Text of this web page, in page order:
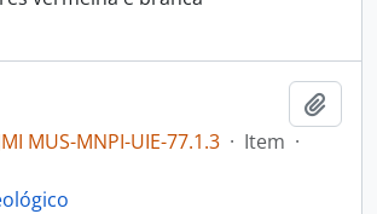
MUS-MNPI-UIE-77.1.3 · Item ·